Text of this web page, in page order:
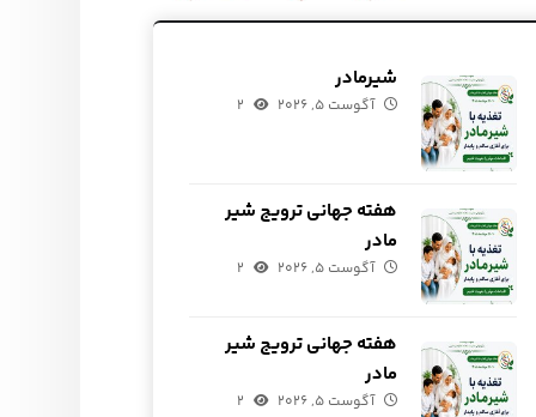
شیرمادر
آگوست ۵, ۲۰۲۶ ۲
هفته جهانی ترویج شیر
مادر
آگوست ۵, ۲۰۲۶ ۲
هفته جهانی ترویج شیر
مادر
آگوست ۵, ۲۰۲۶ ۲